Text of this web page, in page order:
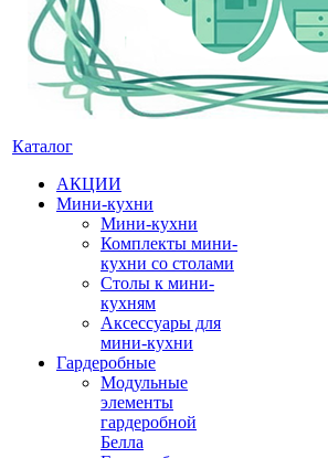
Каталог
АКЦИИ
Мини-кухни
Мини-кухни
Комплекты мини-
кухни со столами
Столы к мини-
кухням
Аксессуары для
мини-кухни
Гардеробные
Модульные
элементы
гардеробной
Белла